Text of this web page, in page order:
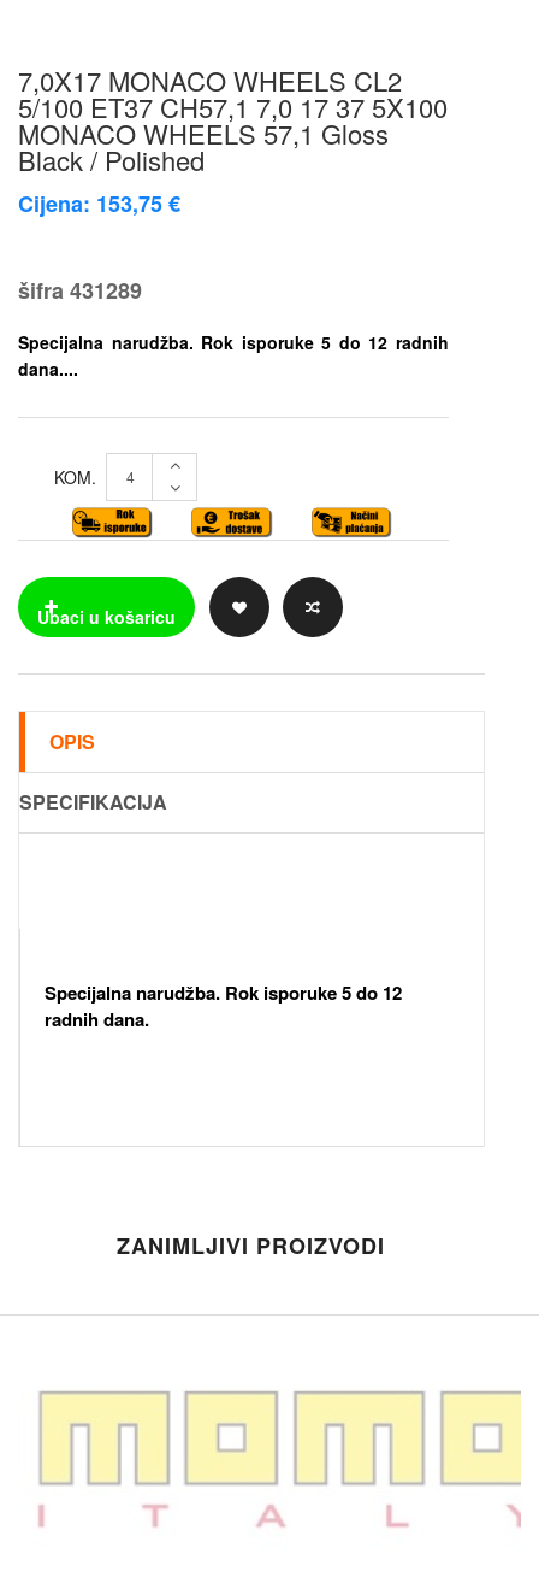
7,0X17 MONACO WHEELS CL2
5/100 ET37 CH57,1 7,0 17 37 5X100
MONACO WHEELS 57,1 Gloss
Black / Polished
Cijena: 153,75 €
šifra431289
Specijalna narudžba. Rok isporuke 5 do 12 radnih
dana....
KOM.
OPIS
SPECIFIKACIJA
Specijalna narudžba. Rok isporuke 5 do 12
radnih dana.
ZANIMLJIVI PROIZVODI